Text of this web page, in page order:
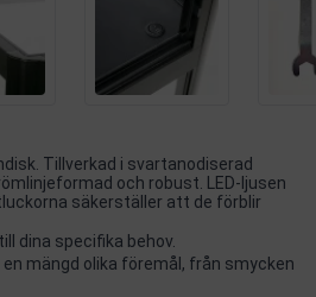
Tillverkad i svartanodiserad
och robust. LED-ljusen
säkerställer att de förblir
dina specifika behov.
mängd olika föremål, från smycken